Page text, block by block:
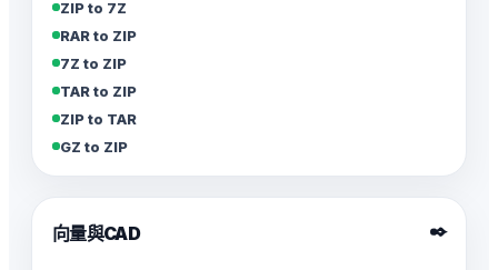
ZIP to 7Z
RAR to ZIP
7Z to ZIP
TAR to ZIP
ZIP to TAR
GZ to ZIP
向量與CAD ✒️